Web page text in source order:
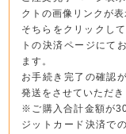
クトの画像リンクが
そちらをクリックし
トの決済ページにて
ます。
お手続き完了の確認
発送をさせていただ
※ご購入合計金額が
ジットカード決済で